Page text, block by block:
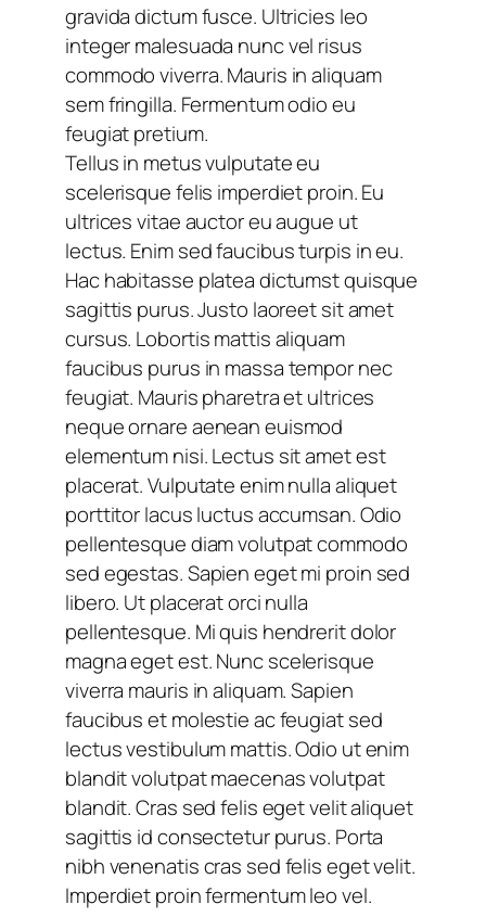
gravida dictum fusce. Ultricies leo
integer malesuada nunc vel risus
commodo viverra. Mauris in aliquam
sem fringilla. Fermentum odio eu
feugiat pretium.
Tellus in metus vulputate eu
scelerisque felis imperdiet proin. Eu
ultrices vitae auctor eu augue ut
lectus. Enim sed faucibus turpis in eu.
Hac habitasse platea dictumst quisque
sagittis purus. Justo laoreet sit amet
cursus. Lobortis mattis aliquam
faucibus purus in massa tempor nec
feugiat. Mauris pharetra et ultrices
neque ornare aenean euismod
elementum nisi. Lectus sit amet est
placerat. Vulputate enim nulla aliquet
porttitor lacus luctus accumsan. Odio
pellentesque diam volutpat commodo
sed egestas. Sapien eget mi proin sed
libero. Ut placerat orci nulla
pellentesque. Mi quis hendrerit dolor
magna eget est. Nunc scelerisque
viverra mauris in aliquam. Sapien
faucibus et molestie ac feugiat sed
lectus vestibulum mattis. Odio ut enim
blandit volutpat maecenas volutpat
blandit. Cras sed felis eget velit aliquet
sagittis id consectetur purus. Porta
nibh venenatis cras sed felis eget velit.
Imperdiet proin fermentum leo vel.